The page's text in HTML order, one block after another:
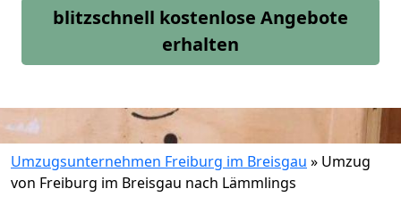
blitzschnell kostenlose Angebote
erhalten
Umzugsunternehmen Freiburg im Breisgau » Umzug
von Freiburg im Breisgau nach Lämmlings